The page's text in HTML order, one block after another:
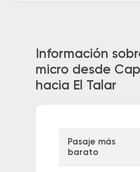
Información
micro desde
hacia El Talar
Pasaje más
barato